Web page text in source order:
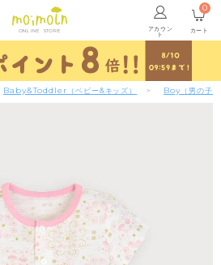
ONLINE STORE アカウン
ト カート
0
Baby&Toddler （ベビー&キッズ） Boy （男の子）